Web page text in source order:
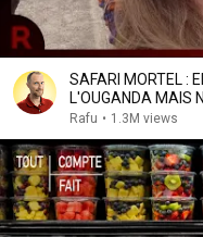
SAFARI MORTEL :
L'OUGANDA MAIS
Rafu • 1.3M views